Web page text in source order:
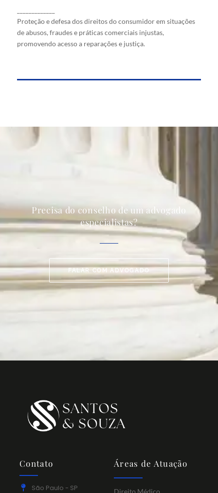
Proteção e defesa dos direitos do consumidor em situações
de abusos, fraudes e práticas comerciais injustas,
promovendo acesso a reparações e justiça.
situações de abusos, fraudes e práticas comerciais
injustas, promovendo acesso a reparações e justiça.
Precisa do conselho de um advogado
especialistas?
FALAR COM ADVOGADO
Contato
São Paulo - SP
Áreas de Atuação
Direito Médico